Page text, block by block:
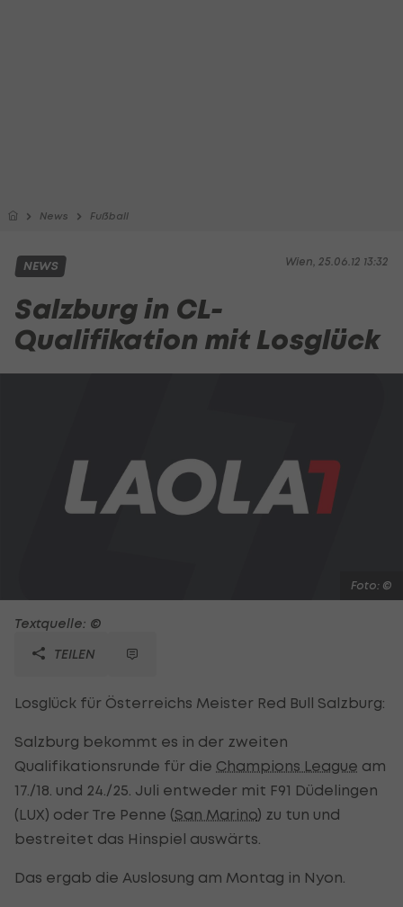
News Fußball
Wien, 25.06.12 13:32
NEWS
Salzburg in CL-
Qualifikation mit Losglück
Foto: ©
Textquelle: ©
TEILEN
Losglück für Österreichs Meister Red Bull Salzburg:
Salzburg bekommt es in der zweiten
Qualifikationsrunde für die Champions League am
17./18. und 24./25. Juli entweder mit F91 Düdelingen
(LUX) oder Tre Penne (San Marino) zu tun und
bestreitet das Hinspiel auswärts.
Das ergab die Auslosung am Montag in Nyon.